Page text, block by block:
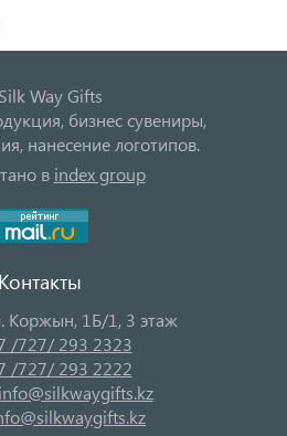
Way Gifts
бизнес сувениры,
нанесение логотипов.
в index group
Контакты
Коржын, 1Б/1, 3 этаж
/727/ 293 2323
/727/ 293 2222
info@silkwaygifts.kz